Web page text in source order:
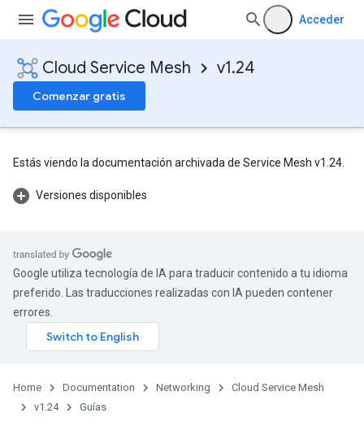
Acceder
Cloud Service Mesh v1.24
Comenzar gratis
Estás viendo la documentación archivada de Service Mesh v1.24.
Versiones disponibles
Google utiliza tecnología de IA para traducir contenido a tu idioma
preferido. Las traducciones realizadas con IA pueden contener
errores.
Home Documentation Networking
Cloud Service Mesh
v1.24
Guías